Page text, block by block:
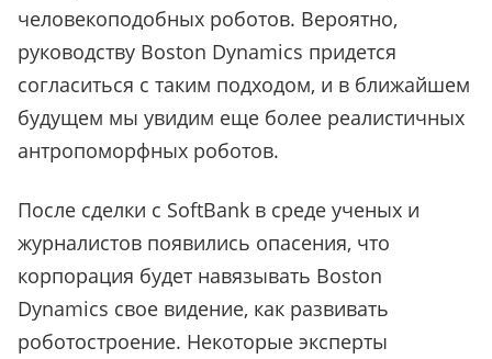
человекоподобных роботов. Вероятно,
руководству Boston Dynamics придется
согласиться с таким подходом, и в ближайшем
будущем мы увидим еще более реалистичных
антропоморфных роботов.
После сделки с SoftBank в среде ученых и
журналистов появились опасения, что
корпорация будет навязывать Boston
Dynamics свое видение, как развивать
роботостроение. Некоторые эксперты